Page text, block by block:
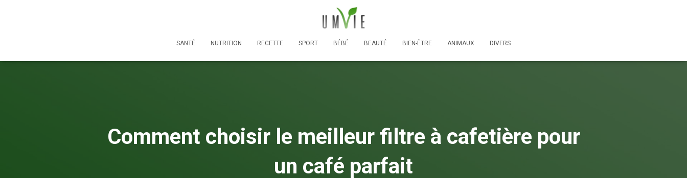
SANTÉ NUTRITION RECETTE SPORT BÉBÉ BEAUTÉ BIEN-ÊTRE ANIMAUX DIVERS
Comment choisir le meilleur filtre à cafetière pour
un café parfait